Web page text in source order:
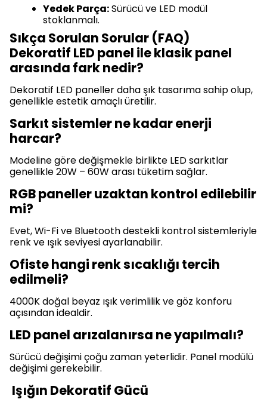
Yedek Parça:Sürücü ve LED modül
stoklanmalı.
Sıkça Sorulan Sorular (FAQ)
Dekoratif LED panel ile klasik panel
arasında fark nedir?
Dekoratif LED paneller daha şık tasarıma sahip olup,
genellikle estetik amaçlı üretilir.
Sarkıt sistemler ne kadar enerji
harcar?
Modeline göre değişmekle birlikte LED sarkıtlar
genellikle 20W – 60W arası tüketim sağlar.
RGB paneller uzaktan kontrol edilebilir
mi?
Evet, Wi-Fi ve Bluetooth destekli kontrol sistemleriyle
renk ve ışık seviyesi ayarlanabilir.
Ofiste hangi renk sıcaklığı tercih
edilmeli?
4000K doğal beyaz ışık verimlilik ve göz konforu
açısından idealdir.
LED panel arızalanırsa ne yapılmalı?
Sürücü değişimi çoğu zaman yeterlidir. Panel modülü
değişimi gerekebilir.
Işığın Dekoratif Gücü